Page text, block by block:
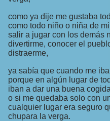
como ya dije me gustaba
como todo niño o niña de
salir a jugar con los demás
divertirme, conocer el
distraerme,
ya sabía que cuando me
porque en algún lugar de
iban a dar una buena
o si me quedaba solo con
cualquier lugar era seguro
chupara la verga.